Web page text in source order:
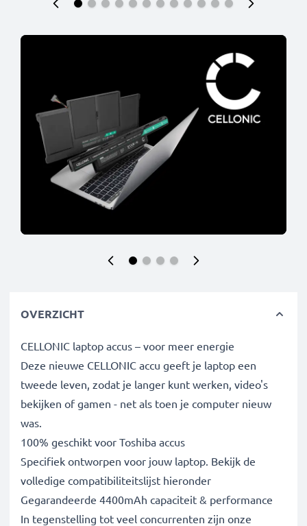
OVERZICHT
CELLONIC laptop accus – voor meer energie
Deze nieuwe CELLONIC accu geeft je laptop een
tweede leven, zodat je langer kunt werken, video's
bekijken of gamen - net als toen je computer nieuw
was.
100% geschikt voor Toshiba accus
Specifiek ontworpen voor jouw laptop. Bekijk de
volledige compatibiliteitslijst hieronder
Gegarandeerde 4400mAh capaciteit & performance
In tegenstelling tot veel concurrenten zijn onze